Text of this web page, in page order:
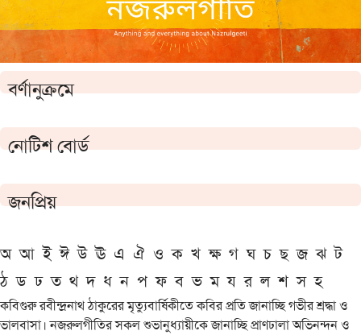
বর্ণানুক্রমে
নোটিশ বোর্ড
জনপ্রিয়
অ আ ই ঈ উ ঊ এ ঐ ও ক খ ক্ষ গ ঘ চ ছ জ ঝ ট
ঠ ড ঢ ত থ দ ধ ন প ফ ব ভ ম য র ল শ স হ
কবিগুরু রবীন্দ্রনাথ ঠাকুরের মৃত্যুবার্ষিকীতে কবির প্রতি জানাচ্ছি গভীর শ্রদ্ধা ও
ভালবাসা। নজরুলগীতির সকল শুভানুধ্যায়ীকে জানাচ্ছি প্রাণঢালা অভিনন্দন ও